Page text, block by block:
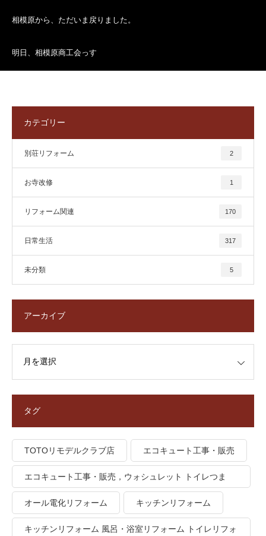
相模原から、ただいま戻りました。
明日、相模原商工会っす
カテゴリー
別荘リフォーム 2
お寺改修 1
リフォーム関連 170
日常生活 317
未分類 5
アーカイブ
タグ
TOTOリモデルクラブ店 エコキュート工事・販売
エコキュート工事・販売，ウォシュレット トイレつま
り、トイレ水漏れ
オール電化リフォーム キッチンリフォーム
キッチンリフォーム 風呂・浴室リフォーム トイレリフォ